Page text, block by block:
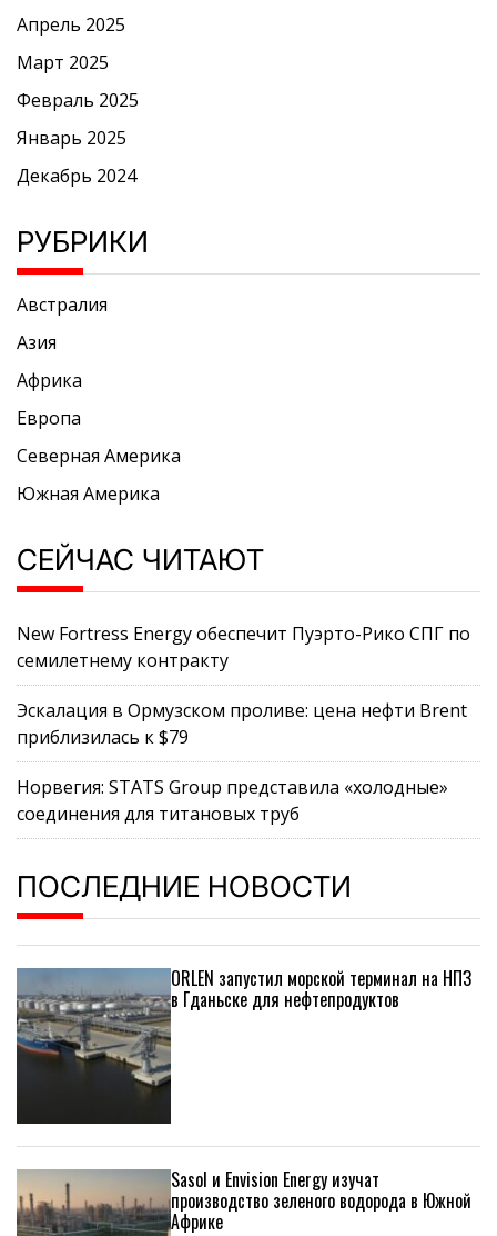
Апрель 2025
Март 2025
Февраль 2025
Январь 2025
Декабрь 2024
РУБРИКИ
Австралия
Азия
Африка
Европа
Северная Америка
Южная Америка
СЕЙЧАС ЧИТАЮТ
New Fortress Energy обеспечит Пуэрто-Рико СПГ по
семилетнему контракту
Эскалация в Ормузском проливе: цена нефти Brent
приблизилась к $79
Норвегия: STATS Group представила «холодные»
соединения для титановых труб
ПОСЛЕДНИЕ НОВОСТИ
ORLEN запустил морской терминал на НПЗ
в Гданьске для нефтепродуктов
Sasol и Envision Energy изучат
производство зеленого водорода в Южной
Африке